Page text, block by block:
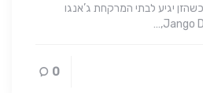
יגיע לבתי המרקחת ג’אנגו
0